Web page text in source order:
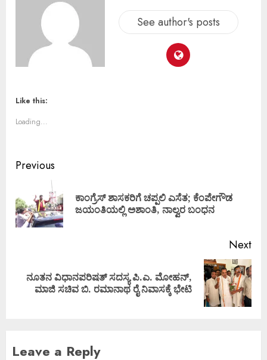
See author's posts
Like this:
Loading...
Previous
ಕಾಂಗ್ರೆಸ್ ಶಾಸಕರಿಗೆ ಚಪ್ಪಲಿ ಎಸೆತ; ಕೆಂಪೇಗೌಡ
ಜಯಂತಿಯಲ್ಲಿ ಅಶಾಂತಿ, ನಾಲ್ವರ ಬಂಧನ
Next
ನೂತನ ವಿಧಾನಪರಿಷತ್ ಸದಸ್ಯ ಪಿ.ಎ. ಮೋಹನ್,
ಮಾಜಿ ಸಚಿವ ಬಿ. ರಮಾನಾಥ ರೈ ನಿವಾಸಕ್ಕೆ ಭೇಟಿ
Leave a Reply